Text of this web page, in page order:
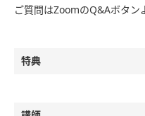
ご質問はZoomのQ&Aボタン
特典